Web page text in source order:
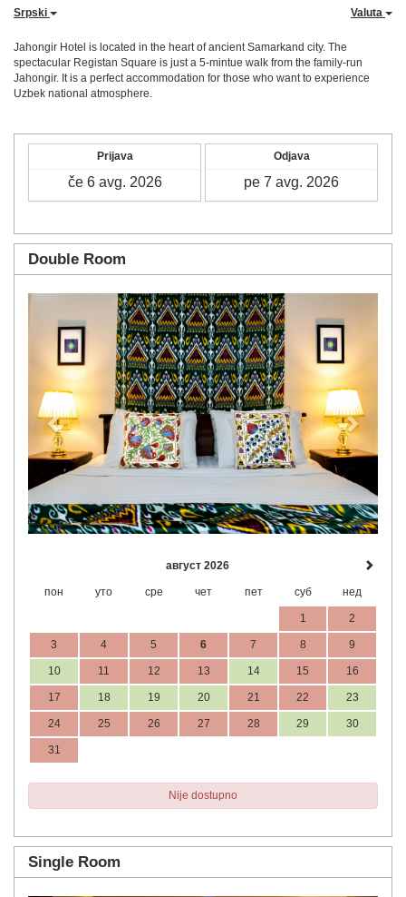
Srpski Valuta
Jahongir Hotel is located in the heart of ancient Samarkand city. The
spectacular Registan Square is just a 5-mintue walk from the family-run
Jahongir. It is a perfect accommodation for those who want to experience
Uzbek national atmosphere.
Prijava Odjava
Double Room
Previous
август 2026
пон уто сре чет пет суб нед
1 2
3 4 5 6 7 8 9
10 11 12 13 14 15 16
17 18 19 20 21 22 23
24 25 26 27 28 29 30
31
Nije dostupno
Single Room